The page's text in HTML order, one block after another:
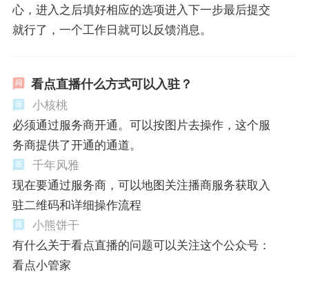
心，进入之后填好相应的选项进入下一步最后提交
就行了，一个工作日就可以反馈消息。
看点直播什么方式可以入驻？
小核桃
必须通过服务商开通。可以按图片去操作，这个服
务商提供了开通的通道。
千年风雅
现在要通过服务商，可以地图关注播商服务获取入
驻二维码和详细操作流程
小熊饼干
有什么关于看点直播的问题可以关注这个公众号：
看点小管家